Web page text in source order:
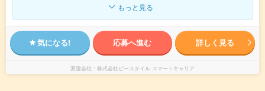
もっと見る
気になる! 応募へ進む 詳しく見る
派遣会社 株式会社ビースタイル スマートキャリア